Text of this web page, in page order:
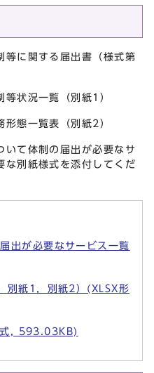
等に関する届出書（様式第
状況一覧（別紙1）
態一覧表（別紙2）
いて体制の届出が必要なサ
な別紙様式を添付してくだ
出が必要なサービス一覧
別紙1，別紙2）(XLSX形
式, 593.03KB)